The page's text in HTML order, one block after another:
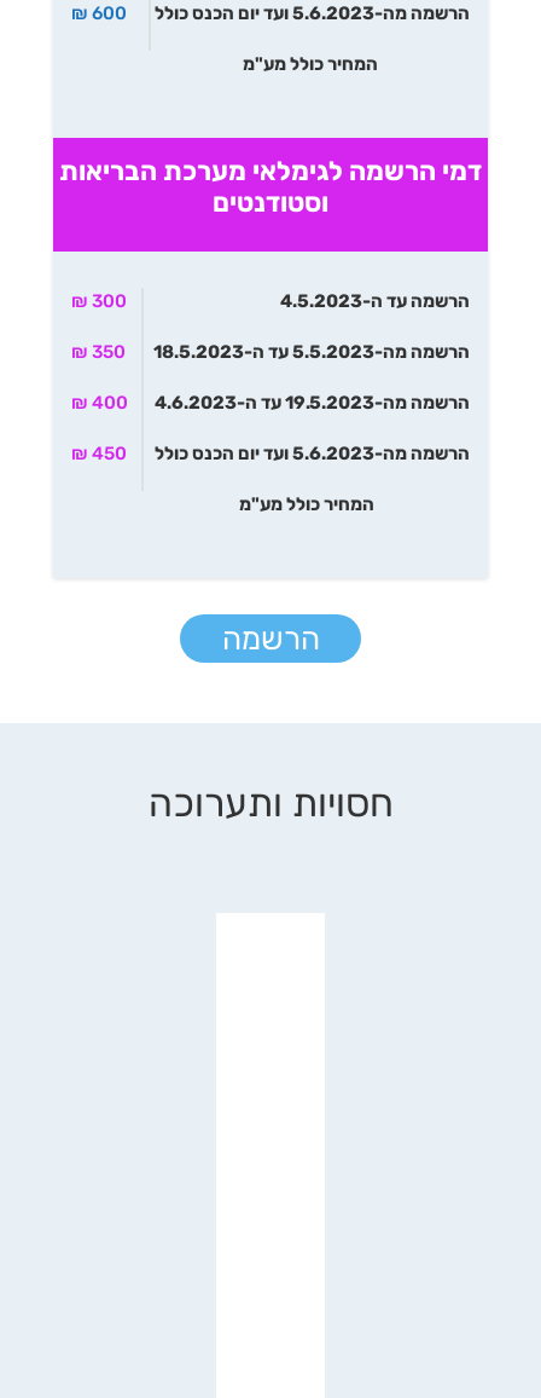
הרשמה מה-5.6.2023 ועד יום הכנס כולל 600 ₪
המחיר כולל מע"מ
דמי הרשמה לגימלאי מערכת הבריאות
וסטודנטים
הרשמה עד ה-4.5.2023 300 ₪
הרשמה מה-5.5.2023 עד ה-18.5.2023 350 ₪
הרשמה מה-19.5.2023 עד ה-4.6.2023 400 ₪
הרשמה מה-5.6.2023 ועד יום הכנס כולל 450 ₪
המחיר כולל מע"מ
הרשמה
חסויות ותערוכה